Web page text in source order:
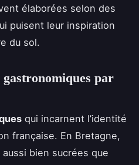
élaborées selon des
puisent leur inspiration
du sol.
par
qui incarnent l’identité
française. En Bretagne,
bien sucrées que